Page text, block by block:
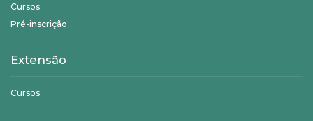
Cursos
Pré-inscrição
Extensão
Cursos